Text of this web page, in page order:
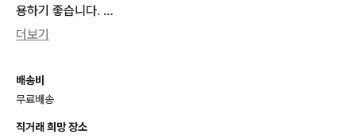
용하기 좋습니다.
고리나 수납판은 사진과 같은 구성입니다.
가로 96cm × 높이 190cm  ×폭 60cm
스케이트보드 거는부분 가로 130cm
더보기
배송비
무료배송
직거래 희망 장소